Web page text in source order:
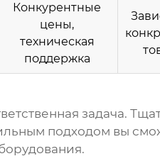
Конкурентные
цены,
техническая
поддержка
задача.
подходом вы